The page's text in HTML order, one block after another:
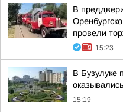
В
провели
15:23
В Бузулуке
15:19